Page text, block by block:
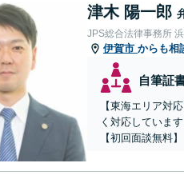
津木 陽一郎
JPS総合法律事務所
伊賀市 からも相
自筆証
【東海エリア対
く対応していま
【初回面談無料】